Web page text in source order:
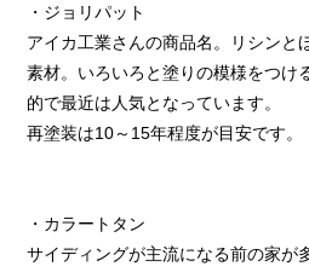
・ジョリパット
アイカ工業さんの商品名。リシンと
素材。いろいろと塗りの模様をつけ
的で最近は人気となっています。
再塗装は10～15年程度が目安です。
・カラートタン
サイディングが主流になる前の家が